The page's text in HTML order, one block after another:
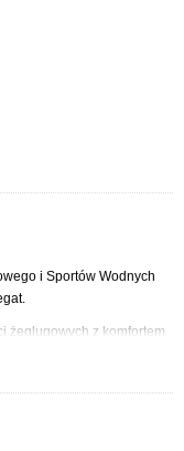
i Sportów Wodnych
żeglugowych z komfortem
bocznego oporu w tył
Doskonałe osiągi w
oraz pozytywne
mesa, funkcjonalny